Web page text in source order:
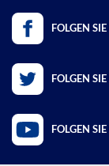
FOLGEN
FOLGEN
FOLGEN